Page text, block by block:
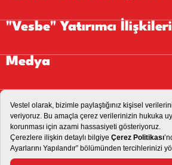
"Vesbe" Yatırımcı İlişkileri
Medya
İletişim